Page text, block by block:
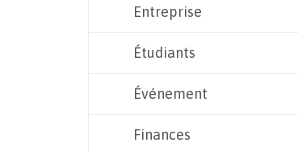
Entreprise
Étudiants
Événement
Finances